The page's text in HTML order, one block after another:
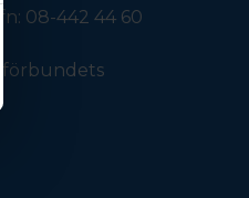
08-442 44 60